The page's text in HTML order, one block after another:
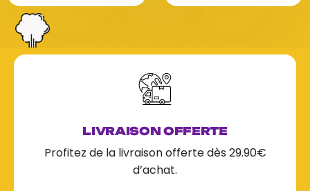
r
5
r
LIVRAISON OFFERTE
Profitez de la livraison offerte dès 29.90€
d’achat.